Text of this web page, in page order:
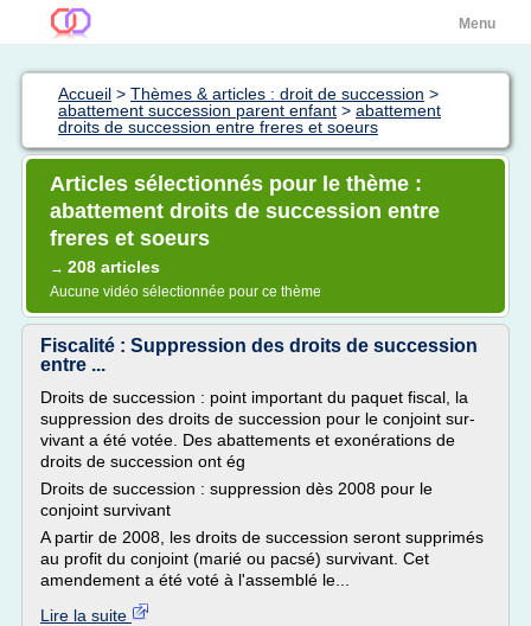
Menu
Accueil > Thèmes & articles : droit de succession >
abattement succession parent enfant > abattement
droits de succession entre freres et soeurs
Articles sélectionnés pour le thème :
abattement droits de succession entre
freres et soeurs
→ 208 articles
Aucune vidéo sélectionnée pour ce thème
Fiscalité : Suppression des droits de succession
entre ...
Droits de succession : point important du paquet fiscal, la
suppression des droits de succession pour le conjoint sur-
vivant a été votée. Des abattements et exonérations de
droits de succession ont ég
Droits de succession : suppression dès 2008 pour le
conjoint survivant
A partir de 2008, les droits de succession seront supprimés
au profit du conjoint (marié ou pacsé) survivant. Cet
amendement a été voté à l'assemblé le...
Lire la suite